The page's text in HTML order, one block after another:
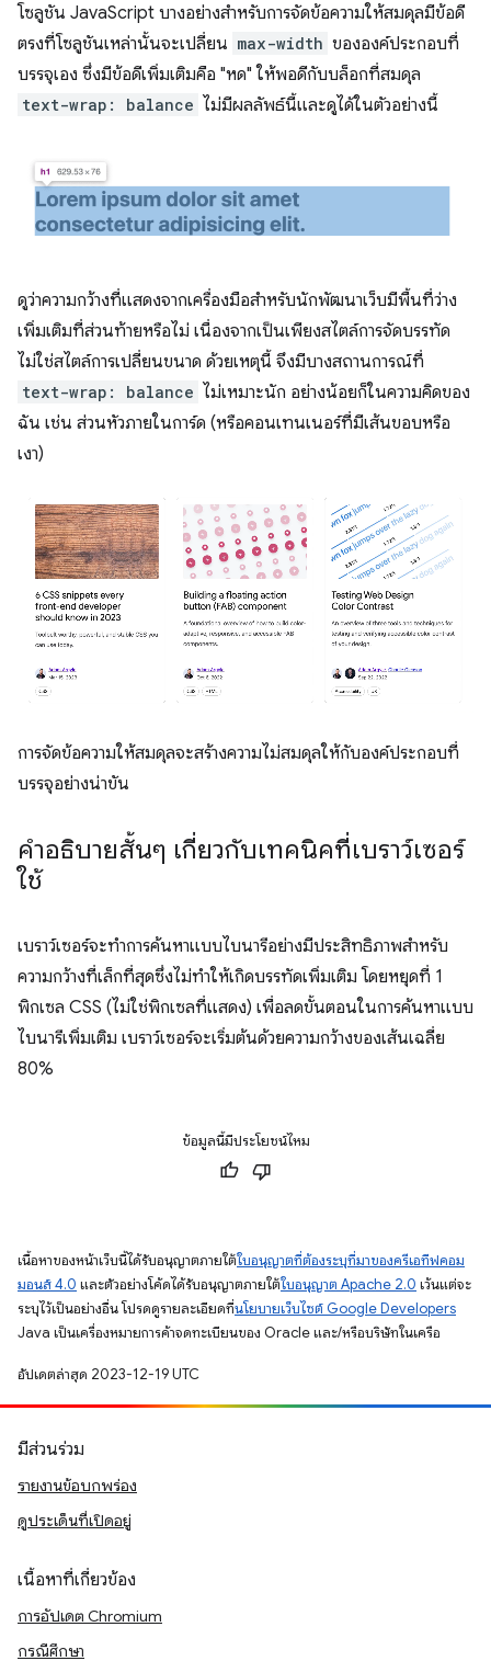
โซลูชัน JavaScript บางอย่างสำหรับการจัดข้อความให้สมดุลมีข้อดี
ตรงที่โซลูชันเหล่านั้นจะเปลี่ยน max-width ขององค์ประกอบที่
บรรจุเอง ซึ่งมีข้อดีเพิ่มเติมคือ "หด" ให้พอดีกับบล็อกที่สมดุล
text-wrap: balance ไม่มีผลลัพธ์นี้และดูได้ในตัวอย่างนี้
ดูว่าความกว้างที่แสดงจากเครื่องมือสำหรับนักพัฒนาเว็บมีพื้นที่ว่าง
เพิ่มเติมที่ส่วนท้ายหรือไม่ เนื่องจากเป็นเพียงสไตล์การจัดบรรทัด
ไม่ใช่สไตล์การเปลี่ยนขนาด ด้วยเหตุนี้ จึงมีบางสถานการณ์ที่
text-wrap: balance ไม่เหมาะนัก อย่างน้อยก็ในความคิดของ
ฉัน เช่น ส่วนหัวภายในการ์ด (หรือคอนเทนเนอร์ที่มีเส้นขอบหรือ
เงา)
การจัดข้อความให้สมดุลจะสร้างความไม่สมดุลให้กับองค์ประกอบที่
บรรจุอย่างน่าขัน
คำอธิบายสั้นๆ เกี่ยวกับเทคนิคที่เบราว์เซอร์
ใช้
เบราว์เซอร์จะทำการค้นหาแบบไบนารีอย่างมีประสิทธิภาพสำหรับ
ความกว้างที่เล็กที่สุดซึ่งไม่ทำให้เกิดบรรทัดเพิ่มเติม โดยหยุดที่ 1
พิกเซล CSS (ไม่ใช่พิกเซลที่แสดง) เพื่อลดขั้นตอนในการค้นหาแบบ
ไบนารีเพิ่มเติม เบราว์เซอร์จะเริ่มต้นด้วยความกว้างของเส้นเฉลี่ย
80%
ข้อมูลนี้มีประโยชน์ไหม
เนื้อหาของหน้าเว็บนี้ได้รับอนุญาตภายใต้ใบอนุญาตที่ต้องระบุที่มาของครีเอทีฟคอม
มอนส์ 4.0 และตัวอย่างโค้ดได้รับอนุญาตภายใต้ใบอนุญาต Apache 2.0 เว้นแต่จะ
ระบุไว้เป็นอย่างอื่น โปรดดูรายละเอียดที่นโยบายเว็บไซต์ Google Developers
Java เป็นเครื่องหมายการค้าจดทะเบียนของ Oracle และ/หรือบริษัทในเครือ
อัปเดตล่าสุด 2023-12-19 UTC
มีส่วนร่วม
รายงานข้อบกพร่อง
ดูประเด็นที่เปิดอยู่
เนื้อหาที่เกี่ยวข้อง
การอัปเดต Chromium
กรณีศึกษา